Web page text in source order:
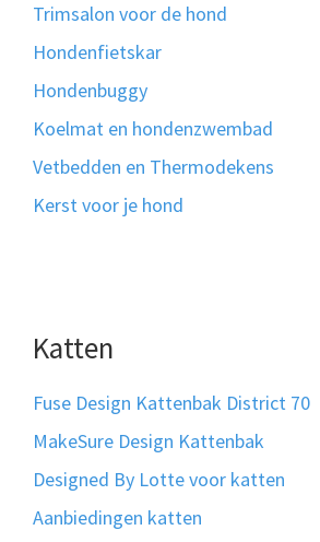
Trimsalon voor de hond
Hondenfietskar
Hondenbuggy
Koelmat en hondenzwembad
Vetbedden en Thermodekens
Kerst voor je hond
Katten
Fuse Design Kattenbak District 70
MakeSure Design Kattenbak
Designed By Lotte voor katten
Aanbiedingen katten